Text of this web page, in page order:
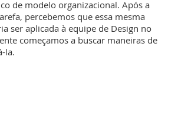
de modelo organizacional. Após a
percebemos que essa mesma
ser aplicada à equipe de Design no
começamos a buscar maneiras de
la.